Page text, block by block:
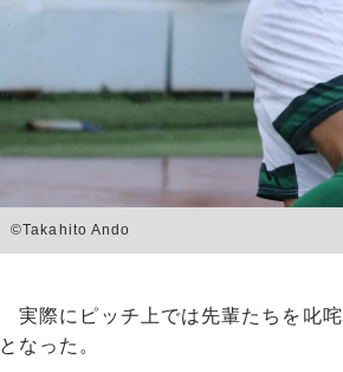
©Takahito Ando
実際にピッチ上では先輩たちを叱
となった。